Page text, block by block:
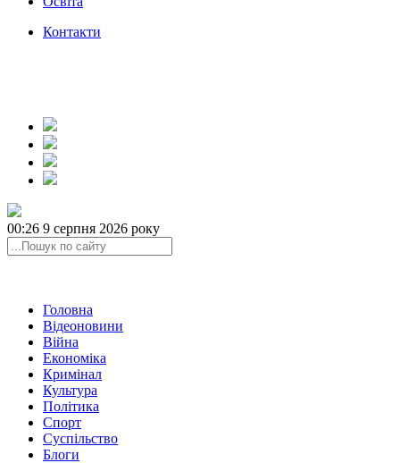
Контакти
00:26 9 серпня 2026 року
Головна
Відеоновини
Війна
Економіка
Кримінал
Культура
Політика
Спорт
Суспільство
Блоги